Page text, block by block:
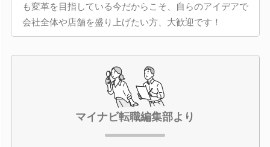
も変革を目指している今だからこそ、自らのアイデアで
会社全体や店舗を盛り上げたい方、大歓迎です！
マイナビ転職編集部より